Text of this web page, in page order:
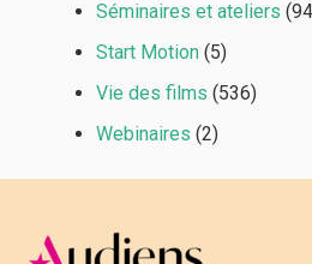
Séminaires et ateliers
Start Motion (5)
Vie des films (536)
Webinaires (2)